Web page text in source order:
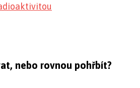
nebo rovnou pohřbít?